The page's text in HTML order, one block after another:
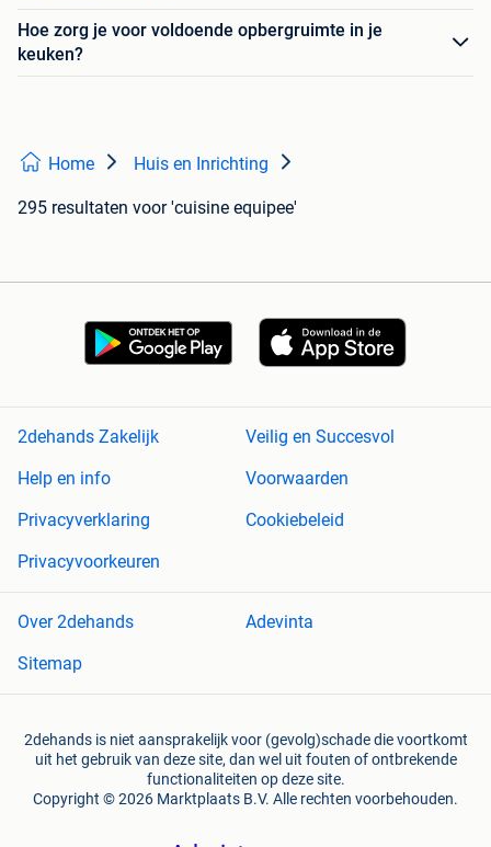
Hoe zorg je voor voldoende opbergruimte in je
keuken?
Home Huis en Inrichting
295 resultaten voor 'cuisine equipee'
2dehands Zakelijk
Veilig en Succesvol
Help en info
Voorwaarden
Privacyverklaring
Cookiebeleid
Privacyvoorkeuren
Over 2dehands
Adevinta
Sitemap
2dehands is niet aansprakelijk voor (gevolg)schade die voortkomt
uit het gebruik van deze site, dan wel uit fouten of ontbrekende
functionaliteiten op deze site.
Copyright © 2026 Marktplaats B.V. Alle rechten voorbehouden.